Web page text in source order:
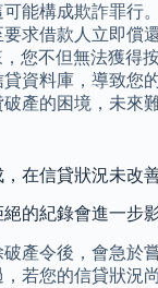
能構成欺詐罪行
求借款人立即償
您不但無法獲得
資料庫，導致您
產的困境，未來
在信貸狀況未改
的紀錄會進一步
產令後，會急於
若您的信貸狀況